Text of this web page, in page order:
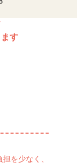
す
を少なく、